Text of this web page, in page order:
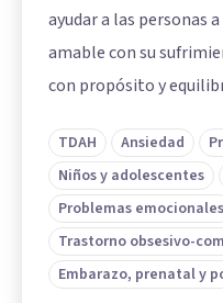
ayudar a las personas
amable con su
con propósito y
TDAH Ansiedad
Niños y adolescentes
Problemas emocionales
Trastorno obsesivo-
Embarazo, prenatal y